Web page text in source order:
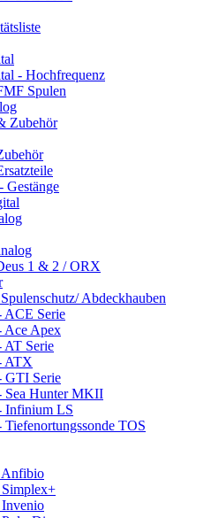
- Hochfrequenz
Spulen
Zubehör
Gestänge
1 & 2 / ORX
Abdeckhauben
ACE Serie
Ace Apex
AT Serie
ATX
GTI Serie
Sea Hunter MKII
Infinium LS
Tiefenortungssonde TOS
Anfibio